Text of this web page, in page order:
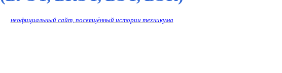
неофициальный сайт, посвящённый истории техникума